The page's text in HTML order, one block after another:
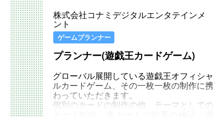
株式会社コナミデジタルエンタテインメ
ント
ゲームプランナー
プランナー(遊戯王カードゲーム)
グローバル展開している遊戯王オフィシャ
ルカードゲーム、その一枚一枚の制作に携
わっていただきます。
個別のカードの制作の他、テーマとしての